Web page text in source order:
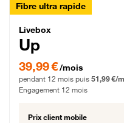
Fibre ultra rapide
Livebox Up
Livebox
Up
39,99 € par mois pendant 12
39,99 €/mois
pendant 12 mois puis 51,99 €/
Engagement 12 mois
Prix client mobile